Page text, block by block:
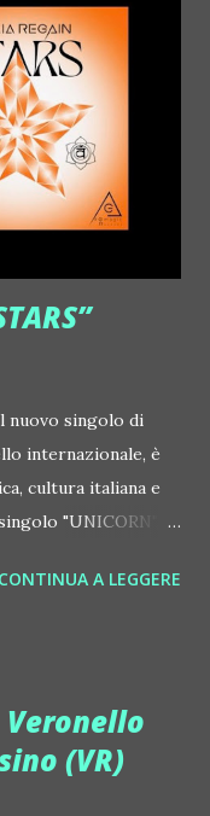
::
Frost ::
Gonzales ::
Italian Laptop
Edgar ::
Hopkins ::
Le Luci della
nuovo singolo di
internazionale, è
cultura italiana e
"UNICORN",
dalla voce
in precedenti
e "We Are
CONTINUA A LEGGERE
Veronello
(VR)